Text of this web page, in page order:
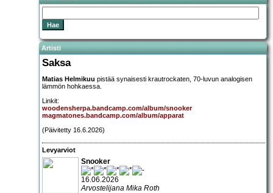
Artisti
Saksa
Matias Helmikuu pistää synaisesti krautrockaten, 70-luvun analogisen
lämmön hohkaessa.
Linkit:
woodensherpa.bandcamp.com/album/snooker
magmatones.bandcamp.com/album/apparat
(Päivitetty 16.6.2026)
Levyarviot
Snooker
16.06.2026
Arvostelijana Mika Roth